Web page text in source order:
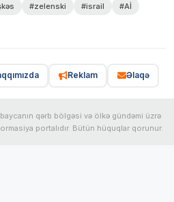
#zelenski #israil
#Aİ
Reklam Əlaqə
qərb bölgəsi və ölkə gündəmi üzrə
portalıdır. Bütün hüquqlar qorunur.